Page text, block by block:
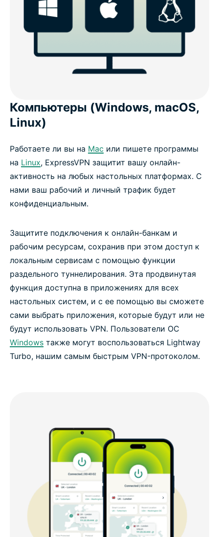
Компьютеры (Windows, macOS,
Linux)
Работаете ли вы на Mac или пишете программы
на Linux, ExpressVPN защитит вашу онлайн-
активность на любых настольных платформах. С
нами ваш рабочий и личный трафик будет
конфиденциальным.
Защитите подключения к онлайн-банкам и
рабочим ресурсам, сохранив при этом доступ к
локальным сервисам с помощью функции
раздельного туннелирования. Эта продвинутая
функция доступна в приложениях для всех
настольных систем, и с ее помощью вы сможете
сами выбрать приложения, которые будут или не
будут использовать VPN. Пользователи ОС
Windows также могут воспользоваться Lightway
Turbo, нашим самым быстрым VPN-протоколом.